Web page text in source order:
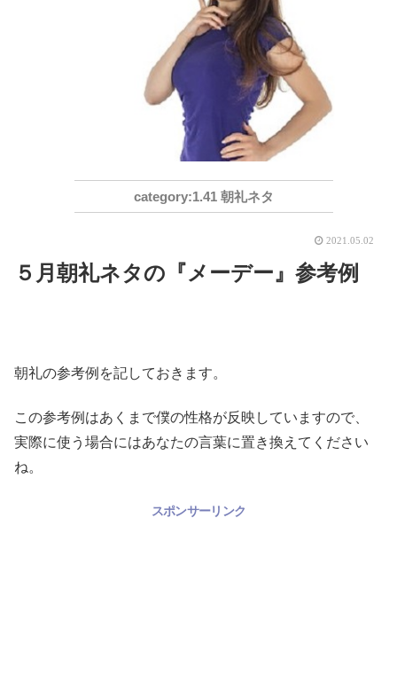
1.41 朝礼ネタ
2021.05.02
５月朝礼ネタの『メーデー』参考例
朝礼の参考例を記しておきます。
この参考例はあくまで僕の性格が反映していますので、
実際に使う場合にはあなたの言葉に置き換えてください
ね。
スポンサーリンク